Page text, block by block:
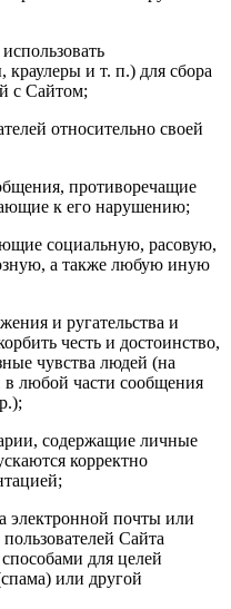
и т. п.) для сбора
с Сайтом;
относительно своей
противоречащие
к его нарушению;
социальную, расовую,
а также любую иную
и ругательства и
честь и достоинство,
чувства людей (на
любой части сообщения
содержащие личные
корректно
электронной почты или
Сайта
для целей
или другой